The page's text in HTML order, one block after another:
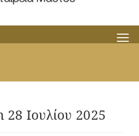
≡
Ιουλίου 2025